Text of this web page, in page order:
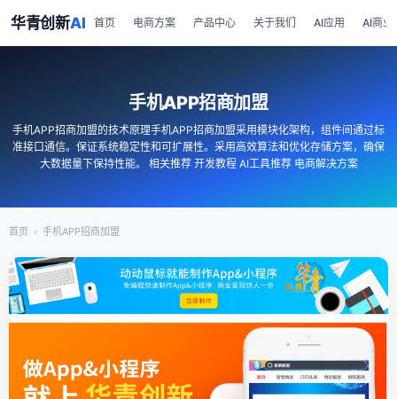
华青创新AI 首页 电商方案 产品中心 关于我们 AI应用 AI商业
手机APP招商加盟
手机APP招商加盟的技术原理手机APP招商加盟采用模块化架构，组件间通过标
准接口通信。保证系统稳定性和可扩展性。采用高效算法和优化存储方案，确保
大数据量下保持性能。 相关推荐 开发教程 AI工具推荐 电商解决方案
首页 › 手机APP招商加盟